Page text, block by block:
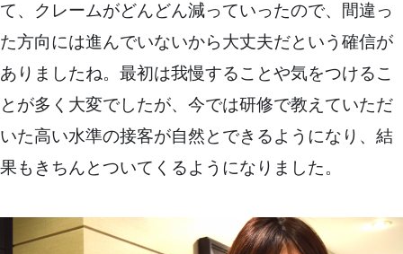
て、クレームがどんどん減っていったので、間違っ
た方向には進んでいないから大丈夫だという確信が
ありましたね。最初は我慢することや気をつけるこ
とが多く大変でしたが、今では研修で教えていただ
いた高い水準の接客が自然とできるようになり、結
果もきちんとついてくるようになりました。